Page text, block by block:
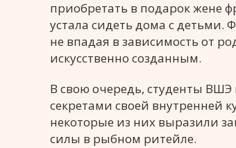
приобретать в подарок жене
устала сидеть дома с детьми.
не впадая в зависимость от
искусственно созданным.
В свою очередь, студенты ВШЭ
секретами своей внутренней
некоторые из них выразили
силы в рыбном ритейле.